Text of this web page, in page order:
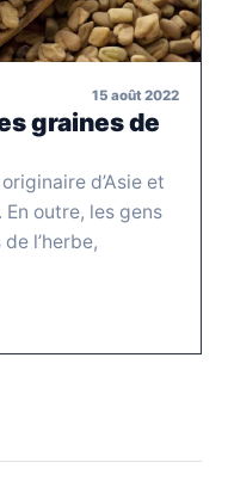
15 août 2022
graines de
d’Asie et
outre, les gens
l’herbe,